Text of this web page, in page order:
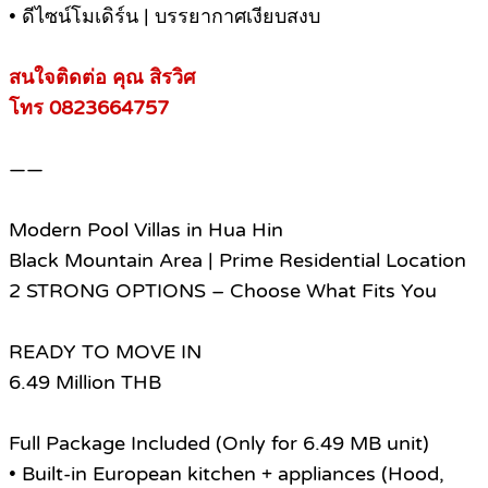
• ดีไซน์โมเดิร์น | บรรยากาศเงียบสงบ
สนใจติดต่อ คุณ สิรวิศ
โทร 0823664757
——
Modern Pool Villas in Hua Hin
Black Mountain Area | Prime Residential Location
2 STRONG OPTIONS – Choose What Fits You
READY TO MOVE IN
6.49 Million THB
Full Package Included (Only for 6.49 MB unit)
• Built-in European kitchen + appliances (Hood,